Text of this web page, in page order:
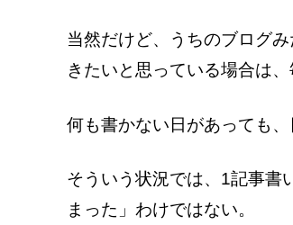
当然だけど、うちのブログ
きたいと思っている場合は
何も書かない日があっても
そういう状況では、1記事書
まった」わけではない。